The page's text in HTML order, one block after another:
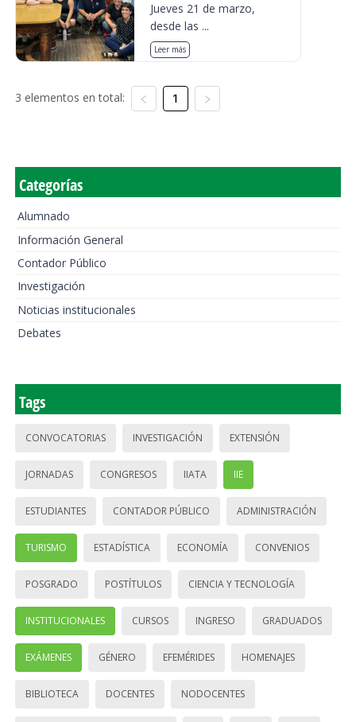
Jueves 21 de marzo,
desde las ...
Leer más
3 elementos en total: 1
Categorías
Alumnado
Información General
Contador Público
Investigación
Noticias institucionales
Debates
Tags
CONVOCATORIAS INVESTIGACIÓN EXTENSIÓN
JORNADAS CONGRESOS IIATA IIE
ESTUDIANTES CONTADOR PÚBLICO ADMINISTRACIÓN
TURISMO ESTADÍSTICA ECONOMÍA CONVENIOS
POSGRADO POSTÍTULOS CIENCIA Y TECNOLOGÍA
INSTITUCIONALES CURSOS INGRESO GRADUADOS
EXÁMENES GÉNERO EFEMÉRIDES HOMENAJES
BIBLIOTECA DOCENTES NODOCENTES